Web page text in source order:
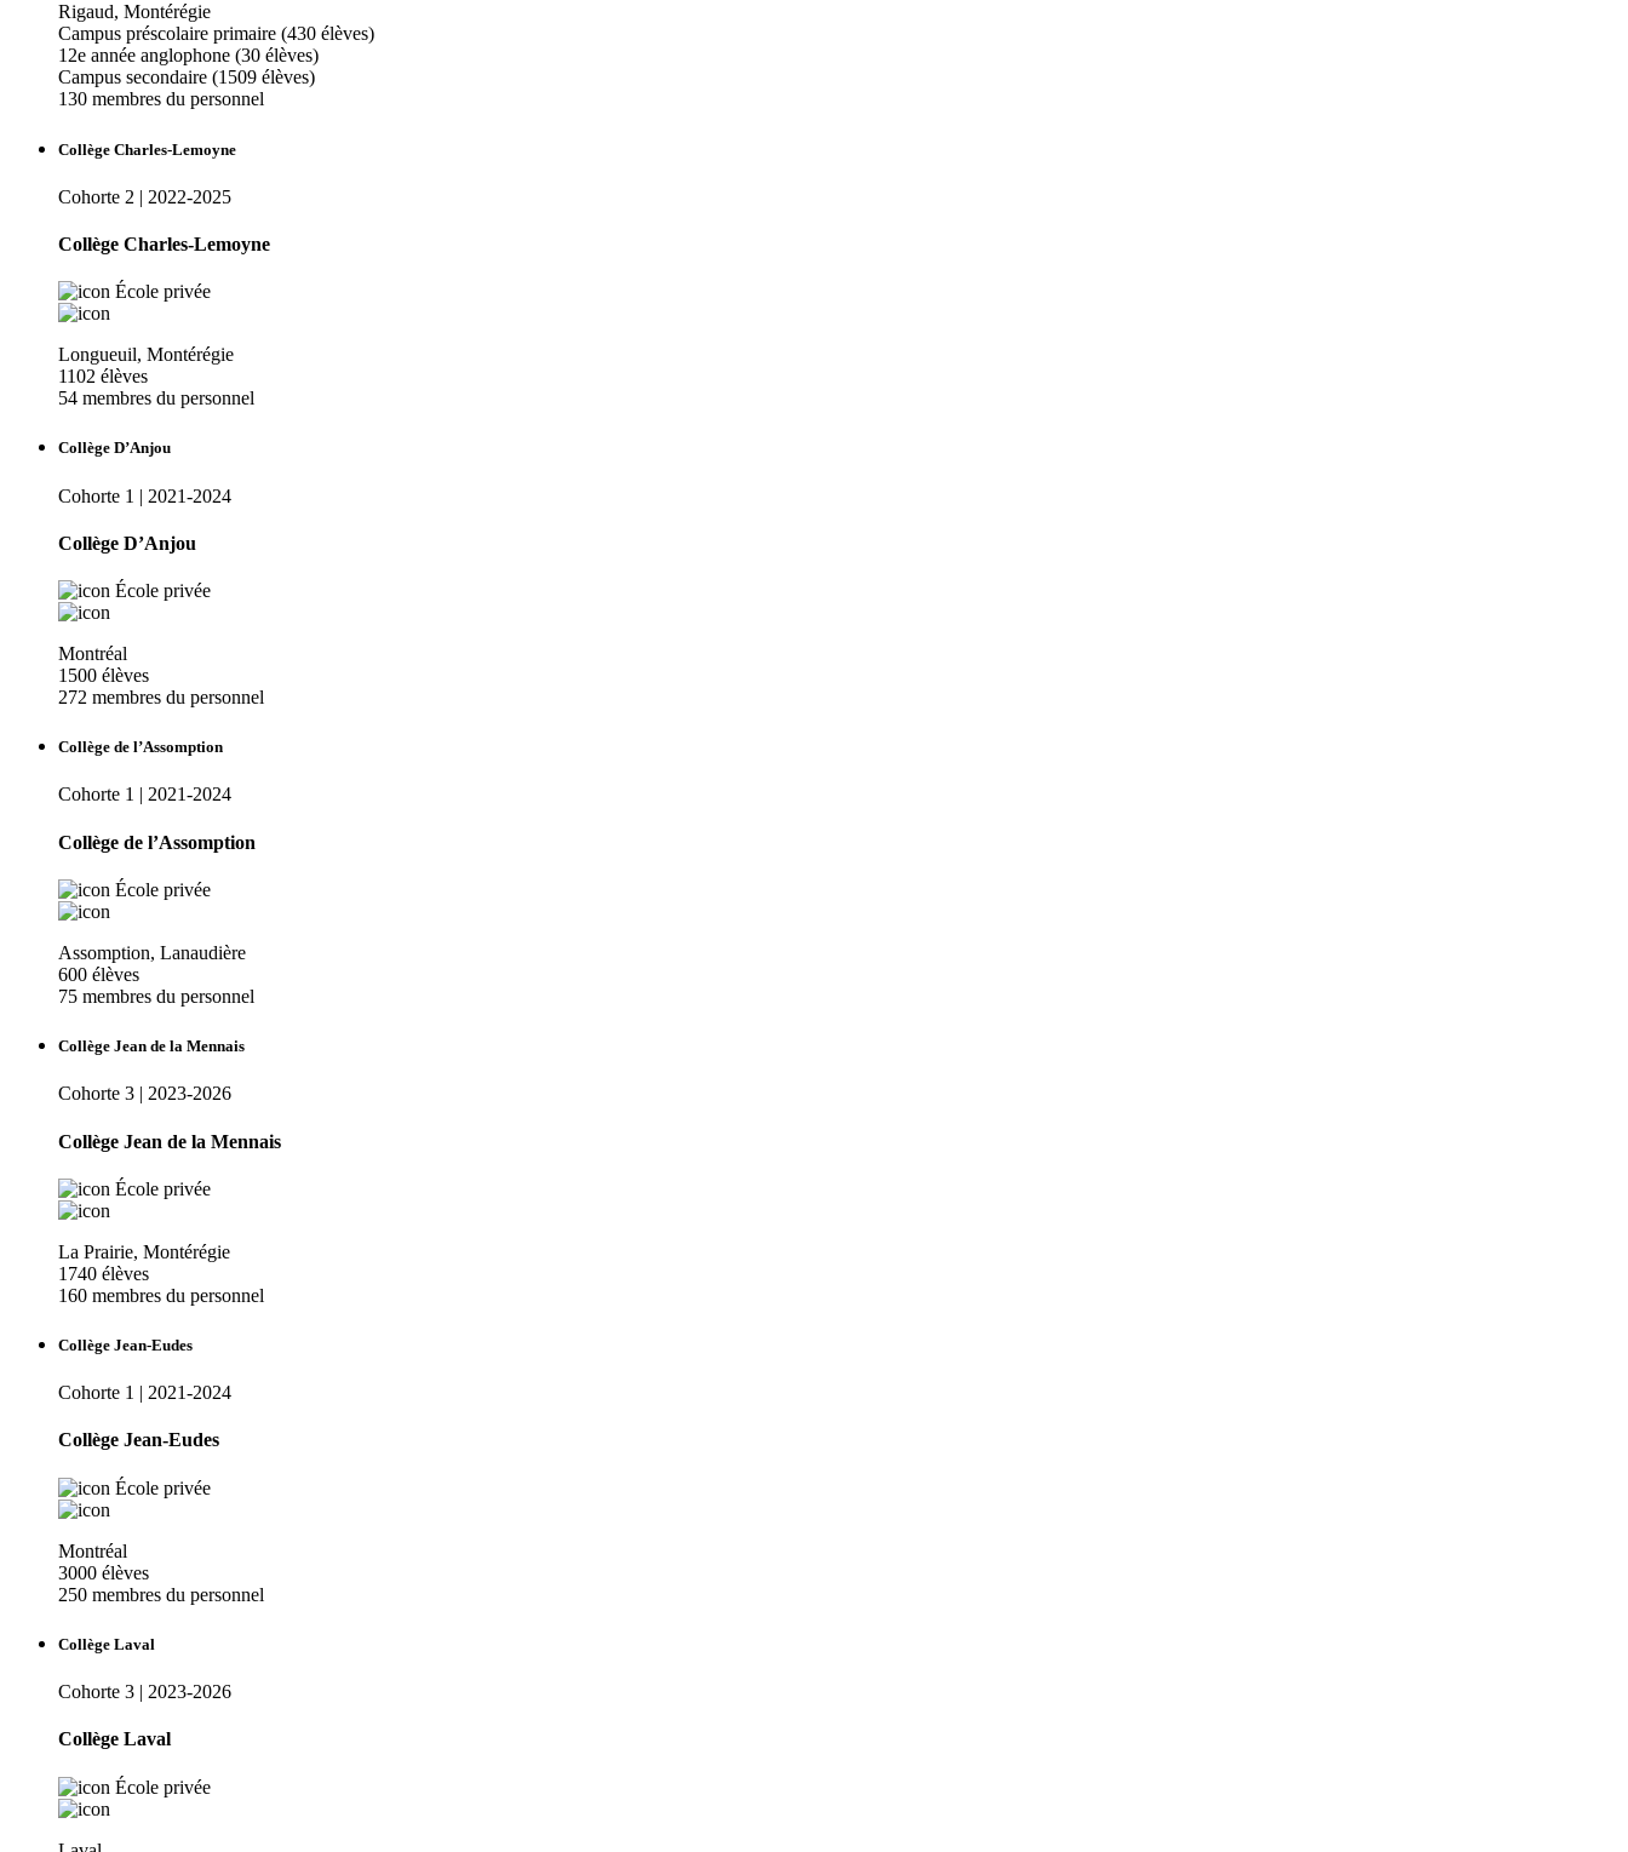
Rigaud, Montérégie
Campus préscolaire primaire (430 élèves)
12e année anglophone (30 élèves)
Campus secondaire (1509 élèves)
130 membres du personnel
Collège Charles-Lemoyne
Cohorte 2 | 2022-2025
Collège Charles-Lemoyne
École privée
Longueuil, Montérégie
1102 élèves
54 membres du personnel
Collège D’Anjou
Cohorte 1 | 2021-2024
Collège D’Anjou
École privée
Montréal
1500 élèves
272 membres du personnel
Collège de l’Assomption
Cohorte 1 | 2021-2024
Collège de l’Assomption
École privée
Assomption, Lanaudière
600 élèves
75 membres du personnel
Collège Jean de la Mennais
Cohorte 3 | 2023-2026
Collège Jean de la Mennais
École privée
La Prairie, Montérégie
1740 élèves
160 membres du personnel
Collège Jean-Eudes
Cohorte 1 | 2021-2024
Collège Jean-Eudes
École privée
Montréal
3000 élèves
250 membres du personnel
Collège Laval
Cohorte 3 | 2023-2026
Collège Laval
École privée